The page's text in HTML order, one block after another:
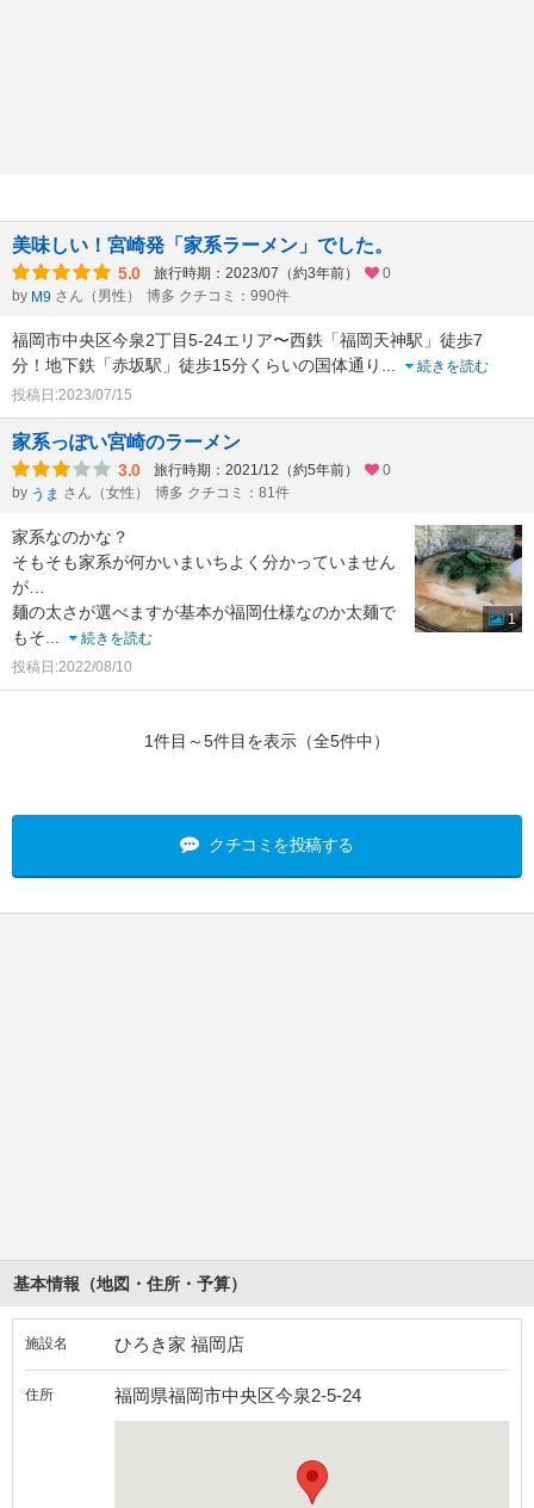
美味しい！宮崎発「家系ラーメン」でした。
5.0 旅行時期：2023/07（約3年前）
0
by M9 さん（男性） 博多 クチコミ：990件
福岡市中央区今泉2丁目5-24エリア〜西鉄「福岡天神駅」徒歩7
分！地下鉄「赤坂駅」徒歩15分くらいの国体通り ...
続きを読む
投稿日:2023/07/15
家系っぽい宮崎のラーメン
3.0 旅行時期：2021/12（約5年前）
0
by うま さん（女性） 博多 クチコミ：81件
家系なのかな？
そもそも家系が何かいまいちよく分かっていません
が…
麺の太さが選べますが基本が福岡仕様なのか太麺で
もそ...
続きを読む
投稿日:2022/08/10
1
1件目～5件目を表示（全5件中）
クチコミを投稿する
基本情報（地図・住所・予算）
施設名 ひろき家 福岡店
住所 福岡県福岡市中央区今泉2-5-24